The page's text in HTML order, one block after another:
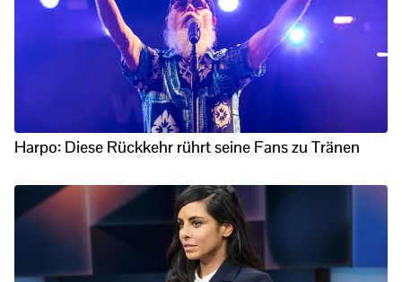
Harpo: Diese Rückkehr rührt seine Fans zu Tränen